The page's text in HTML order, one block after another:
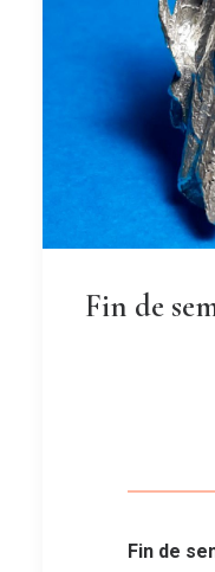
Fin de
Fin de